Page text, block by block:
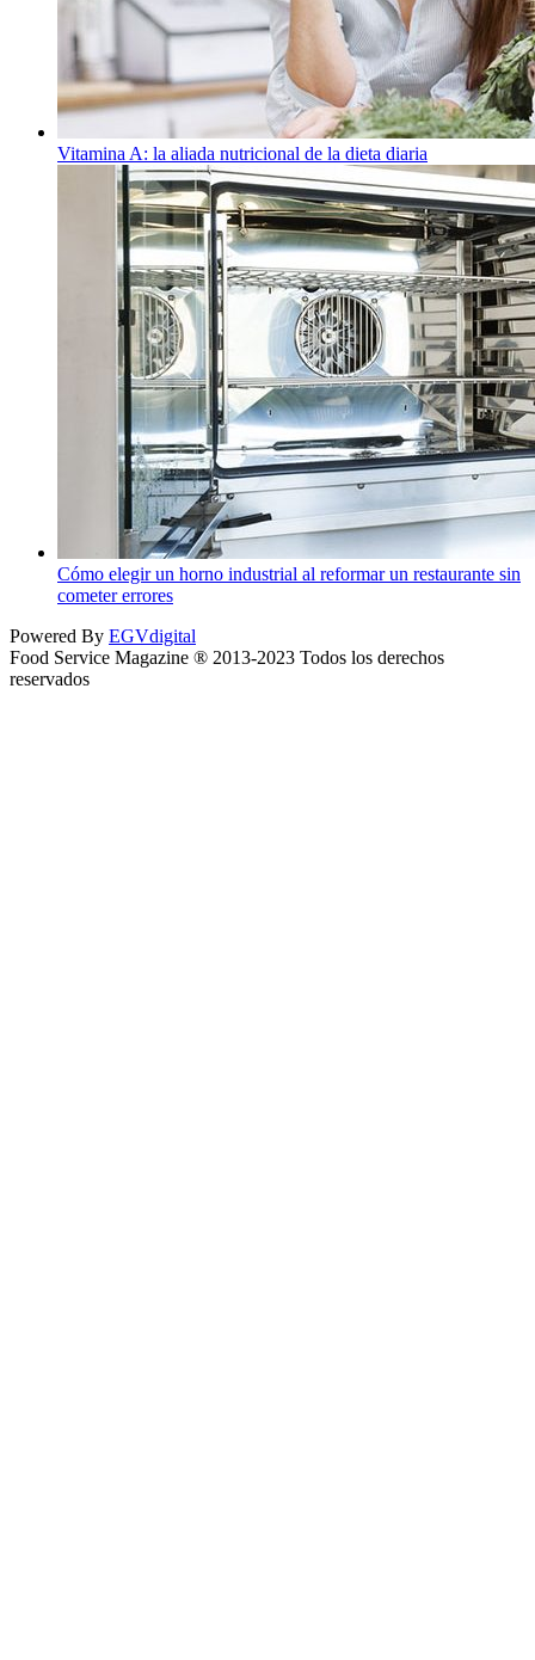
Vitamina A: la aliada nutricional de la dieta diaria
Cómo elegir un horno industrial al reformar un restaurante sin
cometer errores
Powered By EGVdigital
Food Service Magazine ® 2013-2023 Todos los derechos
reservados